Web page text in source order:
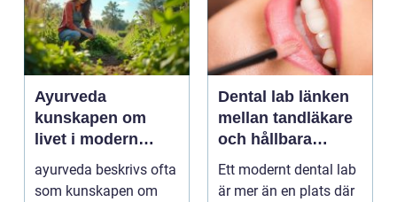
Ayurveda
kunskapen om
livet i modern
vardag
ayurveda beskrivs ofta
som kunskapen om
Dental lab länken
mellan tandläkare
och hållbara
leenden
Ett modernt dental lab
är mer än en plats där